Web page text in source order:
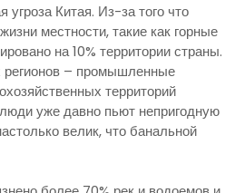
Китая. Из-за того что
местности, такие как горные
на 10% территории страны.
– промышленные
территорий
уже давно пьют непригодную
велик, что банальной